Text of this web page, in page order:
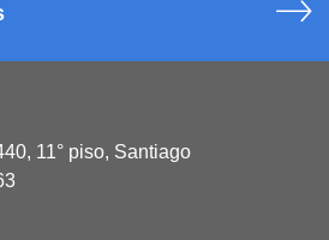
11° piso, Santiago